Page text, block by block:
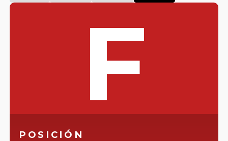
F
POSICIÓN